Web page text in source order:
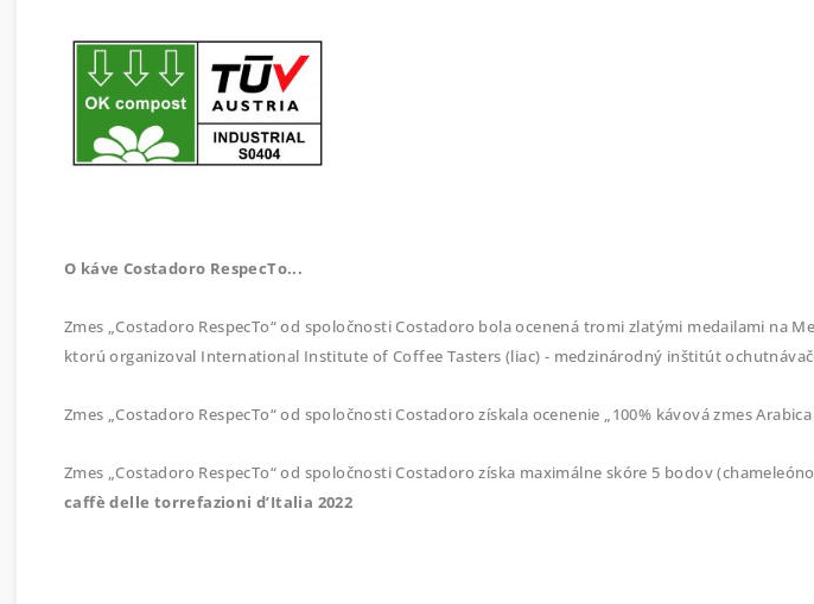
O káve Costadoro RespecTo...
Zmes „Costadoro RespecTo“ od spoločnosti Costadoro bola ocenená tromi zlatými medailami na
ktorú organizoval International Institute of Coffee Tasters (liac) - medzinárodný inštitút
Zmes „Costadoro RespecTo“ od spoločnosti Costadoro získala ocenenie „100% kávová zmes
Zmes „Costadoro RespecTo“ od spoločnosti Costadoro získa maximálne skóre 5 bodov
caffè delle torrefazioni d’Italia 2022